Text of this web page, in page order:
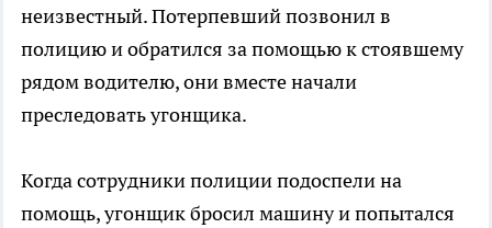
неизвестный. Потерпевший позвонил в
полицию и обратился за помощью к стоявшему
рядом водителю, они вместе начали
преследовать угонщика.
Когда сотрудники полиции подоспели на
помощь, угонщик бросил машину и попытался